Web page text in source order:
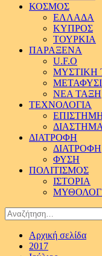
ΚΟΣΜΟΣ
ΕΛΛΑΔΑ
ΚΥΠΡΟΣ
ΤΟΥΡΚΙΑ
ΠΑΡΑΞΕΝΑ
U.F.O
ΜΥΣΤΙΚΗ
ΝΕΑ ΤΑΞΗ
ΤΕΧΝΟΛΟΓΙΑ
ΔΙΑΣΤΗΜΑ
ΔΙΑΤΡΟΦΗ
ΔΙΑΤΡΟΦΗ
ΦΥΣΗ
ΠΟΛΙΤΙΣΜΟΣ
ΙΣΤΟΡΙΑ
Αναζήτηση
για:
Αρχική σελίδα
2017